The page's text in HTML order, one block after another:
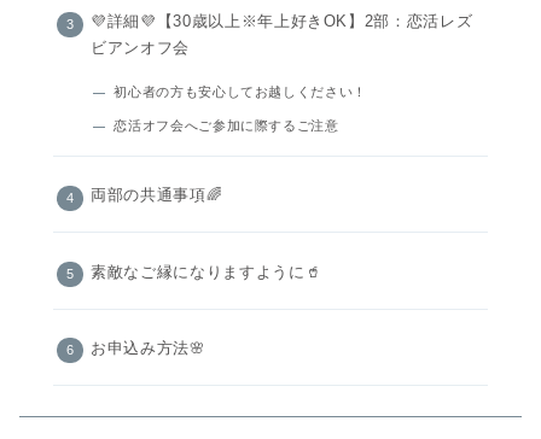
💜詳細💜【30歳以上※年上好きOK】2部：恋活レズ
ビアンオフ会
初心者の方も安心してお越しください！
恋活オフ会へご参加に際するご注意
両部の共通事項🌈
素敵なご縁になりますように🥤
お申込み方法🌸